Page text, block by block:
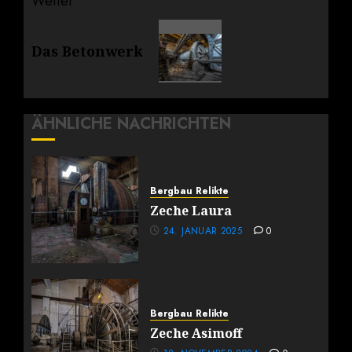
Beitrag:
Das Betonwerk
ÄHNLICHE NACHRICHTEN
Bergbau Relikte
Zeche Laura
24. JANUAR 2025 0
Bergbau Relikte
Zeche Asimoff